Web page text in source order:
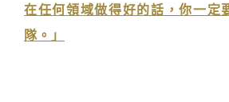
在任何領域做得好的話，你一定
隊。」